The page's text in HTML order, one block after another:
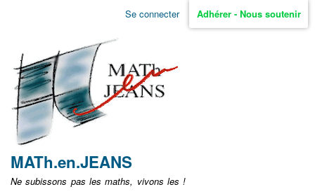
Aller
non
identifié
Se connecter Adhérer - Nous soutenir
MATh.en.JEANS
Ne subissons pas les maths, vivons les !